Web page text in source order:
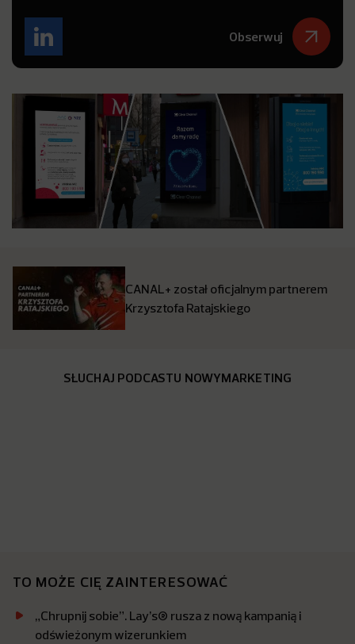
Obserwuj
CANAL+ został oficjalnym partnerem
Krzysztofa Ratajskiego
SŁUCHAJ PODCASTU NOWYMARKETING
TO MOŻE CIĘ ZAINTERESOWAĆ
„Chrupnij sobie”. Lay’s® rusza z nową kampanią i
odświeżonym wizerunkiem